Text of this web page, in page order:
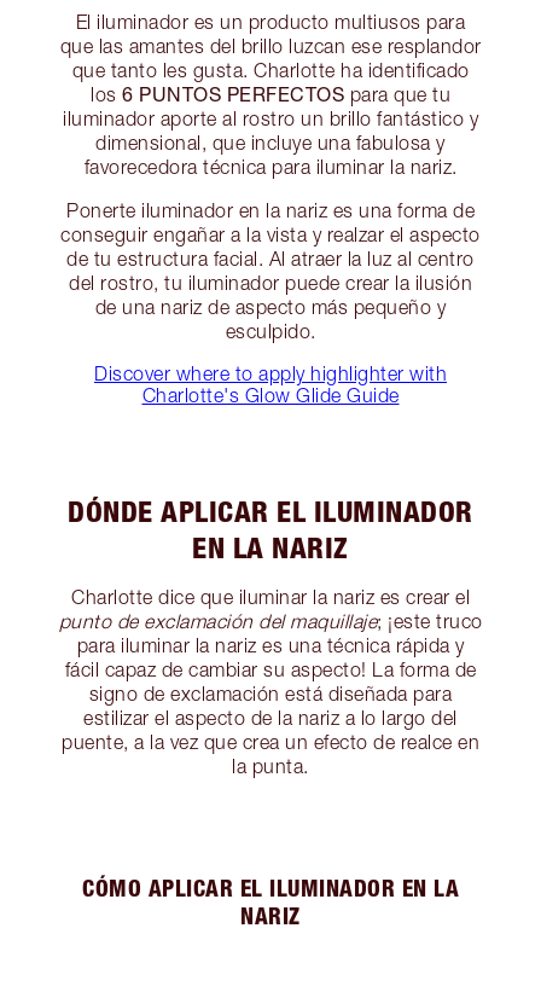
El iluminador es un producto multiusos para
que las amantes del brillo luzcan ese resplandor
que tanto les gusta. Charlotte ha identificado
los 6 PUNTOS PERFECTOS para que tu
iluminador aporte al rostro un brillo fantástico y
dimensional, que incluye una fabulosa y
favorecedora técnica para iluminar la nariz.
Ponerte iluminador en la nariz es una forma de
conseguir engañar a la vista y realzar el aspecto
de tu estructura facial. Al atraer la luz al centro
del rostro, tu iluminador puede crear la ilusión
de una nariz de aspecto más pequeño y
esculpido.
Discover where to apply highlighter with
Charlotte's Glow Glide Guide
DÓNDE APLICAR EL ILUMINADOR
EN LA NARIZ
Charlotte dice que iluminar la nariz es crear el
punto de exclamación del maquillaje; ¡este truco
para iluminar la nariz es una técnica rápida y
fácil capaz de cambiar su aspecto! La forma de
signo de exclamación está diseñada para
estilizar el aspecto de la nariz a lo largo del
puente, a la vez que crea un efecto de realce en
la punta.
CÓMO APLICAR EL ILUMINADOR EN LA
NARIZ